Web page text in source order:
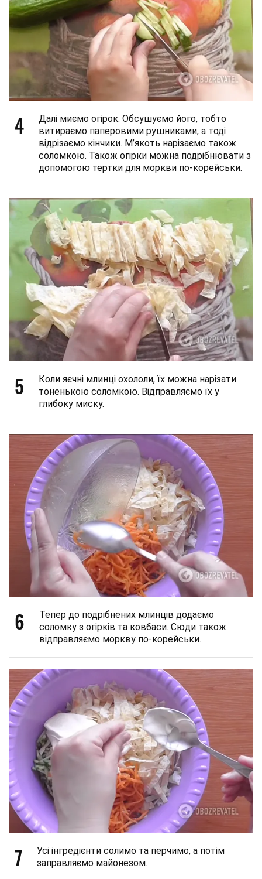
4
Далі миємо огірок. Обсушуємо його, тобто
витираємо паперовими рушниками, а тоді
відрізаємо кінчики. М’якоть нарізаємо також
соломкою. Також огірки можна подрібнювати з
допомогою тертки для моркви по-корейськи.
5
Коли яєчні млинці охололи, їх можна нарізати
тоненькою соломкою. Відправляємо їх у
глибоку миску.
6
Тепер до подрібнених млинців додаємо
соломку з огірків та ковбаси. Сюди також
відправляємо моркву по-корейськи.
7
Усі інгредієнти солимо та перчимо, а потім
заправляємо майонезом.